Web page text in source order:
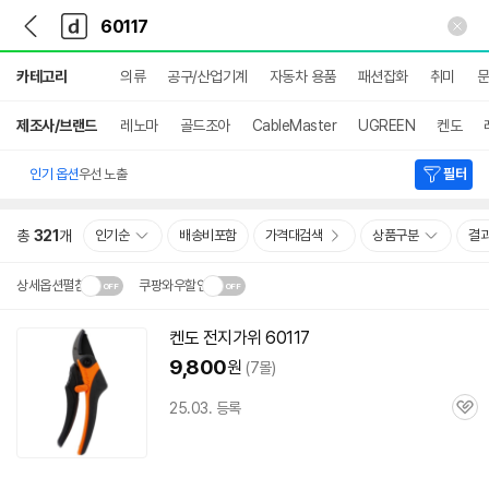
다
나
와
가
기
다
와
메
인
카테고리 의류 공구/산업기계 자동차 용품 패션잡화 취미
제조사/브랜드 레노마 골드조아 CableMaster UGREEN 켄도
인기 옵션우선 노출 필터
총 321 개 인기순 배송비포함 가격대검색 상품구분 결
상세옵션펼침 쿠팡와우할인
설치 환경·지역에 따라
배송·설치비가 달라집니다.
기
켄도 전지가위 60117
9,800원 (7몰)
25.03. 등록
관